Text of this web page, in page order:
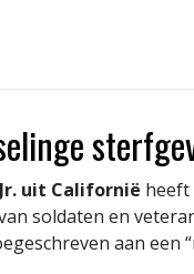
uit Californië heeft
soldaten en
aan een